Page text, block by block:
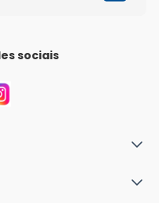
sociais